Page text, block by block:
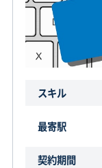
スキル
最寄駅
契約期間